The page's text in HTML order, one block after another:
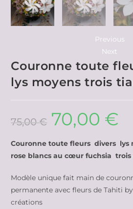
Previous
Next
Couronne toute
lys moyens trois
75,00€ 70,00 €
Couronne toute fleurs divers lys
rose blancs au cœur fuchsia
Modèle unique fait main de
permanente avec fleurs de Tahiti
créations